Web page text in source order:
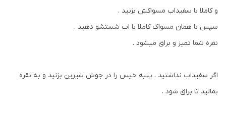
و کاملا با سفیداب مسواکش بزنید .
سپس با همان مسواک کاملا با اب شستشو دهید .
نقره شما تمیز و براق میشود .
اگر سفیداب نداشتید ، پنبه خیس را در جوش شیرین بزنید و به نقره
بمالید تا براق شود .